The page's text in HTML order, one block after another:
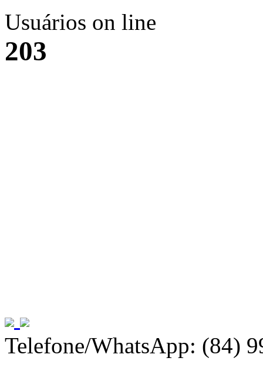
Usuários on line
203
Telefone/WhatsApp: (84)